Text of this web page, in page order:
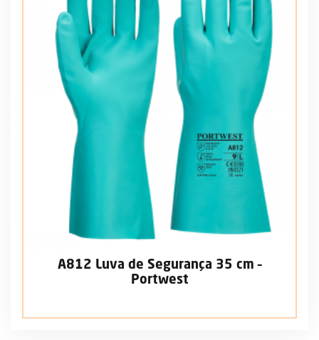
A812 Luva de Segurança 35 cm –
Portwest